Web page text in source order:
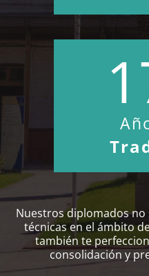
Nuestros diplomados
técnicas en el ámbito
también te
consolidación y